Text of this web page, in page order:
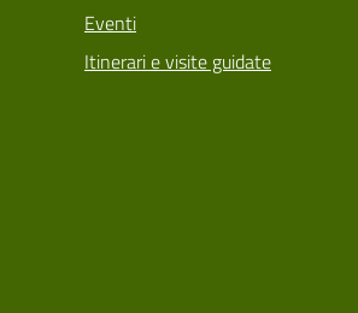
Eventi
Itinerari e visite guidate